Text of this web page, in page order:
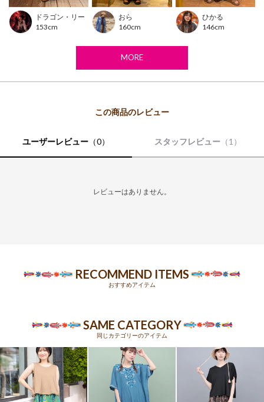
---------------------------------
※布製品は生地の裁断位置により、同じ商品・カラーでもお色や柄の出方が異なる場合がご
※モデル着用写真は光の加減で色差がある場合がございます。
※白背景の商品画像が実物に近い色味となっております。
ドラゴン・リー
153cm
おら
160cm
ひかる
146cm
MORE
ユーザーレビュー （0） スタッフレビュー （1）
レビューはありません。
RECOMMEND ITEMS
おすすめアイテム
SAME CATEGORY
同じカテゴリーのアイテム